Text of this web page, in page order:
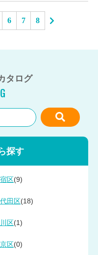
6 7 8
タログ
探す
区 (9)
田区 (18)
区(1)
区(0)